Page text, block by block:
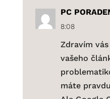
PC
8:08
Zdravím
vašeho
máte